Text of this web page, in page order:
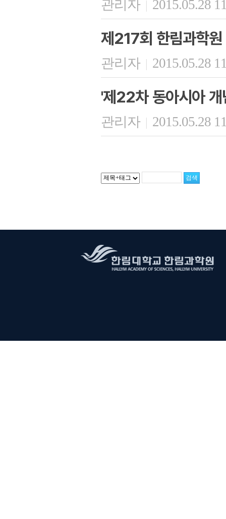
관리자 | 2015.05.28
제217회 한림과학
관리자 | 2015.05.28
'제22차 동아시아
관리자 | 2015.05.28